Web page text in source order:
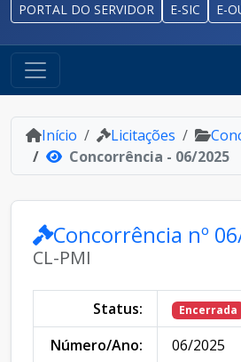
PORTAL DO SERVIDOR
E-SIC E-
Início Licitações
Concorrência - 06/2025
Concorrência nº
CL-PMI
Status: Encerrada
Número/Ano:
06/2025